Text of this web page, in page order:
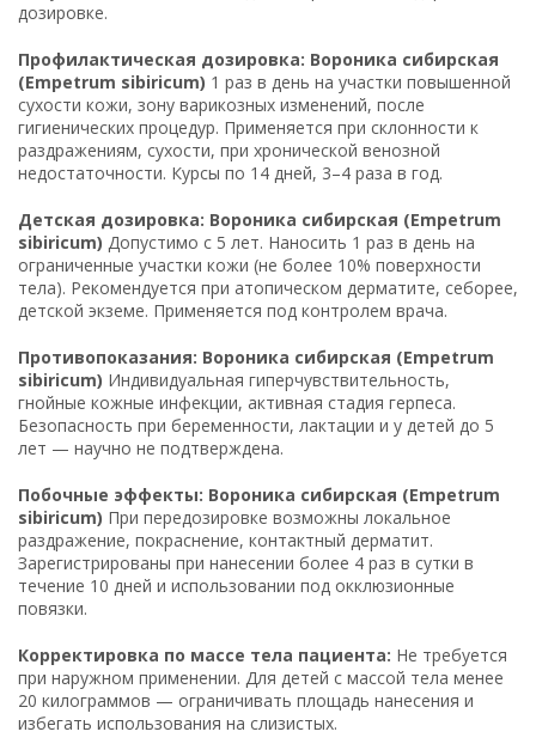
дозировке.
Профилактическая дозировка: Вороника сибирская
(Empetrum sibiricum) 1 раз в день на участки повышенной
сухости кожи, зону варикозных изменений, после
гигиенических процедур. Применяется при склонности к
раздражениям, сухости, при хронической венозной
недостаточности. Курсы по 14 дней, 3–4 раза в год.
Детская дозировка: Вороника сибирская (Empetrum
sibiricum) Допустимо с 5 лет. Наносить 1 раз в день на
ограниченные участки кожи (не более 10% поверхности
тела). Рекомендуется при атопическом дерматите, себорее,
детской экземе. Применяется под контролем врача.
Противопоказания: Вороника сибирская (Empetrum
sibiricum) Индивидуальная гиперчувствительность,
гнойные кожные инфекции, активная стадия герпеса.
Безопасность при беременности, лактации и у детей до 5
лет — научно не подтверждена.
Побочные эффекты: Вороника сибирская (Empetrum
sibiricum) При передозировке возможны локальное
раздражение, покраснение, контактный дерматит.
Зарегистрированы при нанесении более 4 раз в сутки в
течение 10 дней и использовании под окклюзионные
повязки.
Корректировка по массе тела пациента: Не требуется
при наружном применении. Для детей с массой тела менее
20 килограммов — ограничивать площадь нанесения и
избегать использования на слизистых.